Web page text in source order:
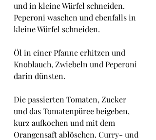
und in kleine Würfel schneiden.
Peperoni waschen und ebenfalls in
kleine Würfel schneiden.
Öl in einer Pfanne erhitzen und
Knoblauch, Zwiebeln und Peperoni
darin dünsten.
Die passierten Tomaten, Zucker
und das Tomatenpüree beigeben,
kurz aufkochen und mit dem
Orangensaft ablöschen. Curry- und